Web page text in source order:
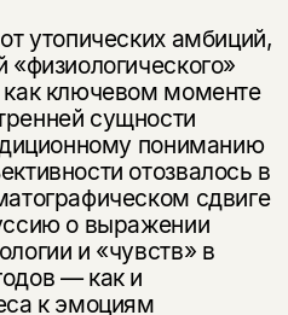
утопических амбиций,
ключевом моменте
сущности
пониманию
отозвалось в
сдвиге
о выражении
и «чувств» в
— как и
к эмоциям